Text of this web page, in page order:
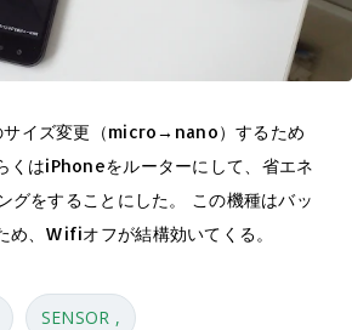
サイズ変更（micro→nano）するため
くはiPhoneをルーターにして、省エネ
をすることにした。 この機種はバッ
め、Wifiオフが結構効いてくる。
SENSOR